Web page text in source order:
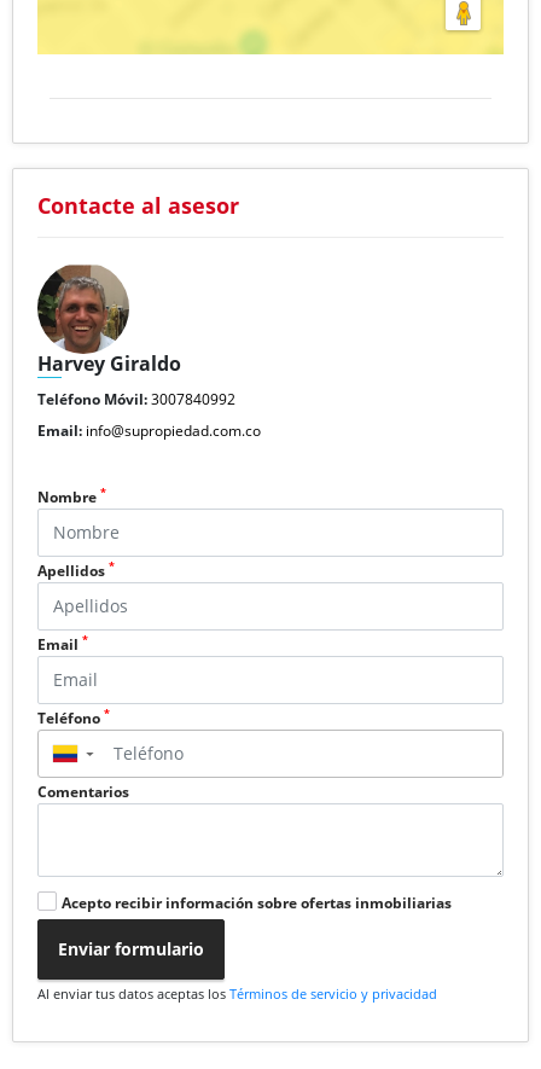
Contacte al asesor
Harvey Giraldo
Teléfono Móvil:3007840992
Email: info@supropiedad.com.co
Nombre *
Apellidos *
Email *
Teléfono *
▼
Comentarios
Acepto recibir información sobre ofertas inmobiliarias
Enviar formulario
Al enviar tus datos aceptas los Términos de servicio y privacidad